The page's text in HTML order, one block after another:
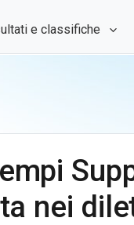
e classifiche
nei